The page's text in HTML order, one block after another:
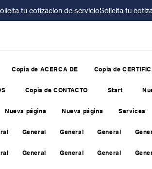
Copia de ACERCA DE Copia de
Copia de CONTACTO Start
Nueva página Nueva página Services
General General General
General General General